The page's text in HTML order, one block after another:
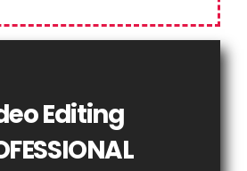
Editing